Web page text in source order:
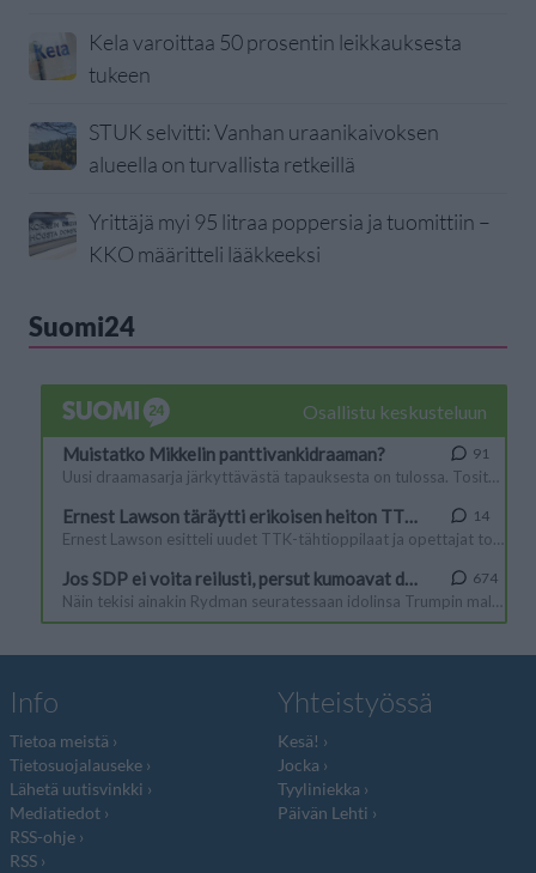
Kela varoittaa 50 prosentin leikkauksesta
tukeen
STUK selvitti: Vanhan uraanikaivoksen
alueella on turvallista retkeillä
Yrittäjä myi 95 litraa poppersia ja tuomittiin –
KKO määritteli lääkkeeksi
Suomi24
Info
Tietoa meistä
Tietosuojalauseke
Lähetä uutisvinkki
Mediatiedot
RSS-ohje
RSS
Yhteistyössä
Kesä!
Jocka
Tyyliniekka
Päivän Lehti